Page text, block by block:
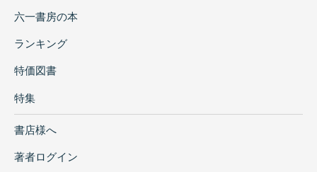
六一書房の本
ランキング
特価図書
特集
書店様へ
著者ログイン